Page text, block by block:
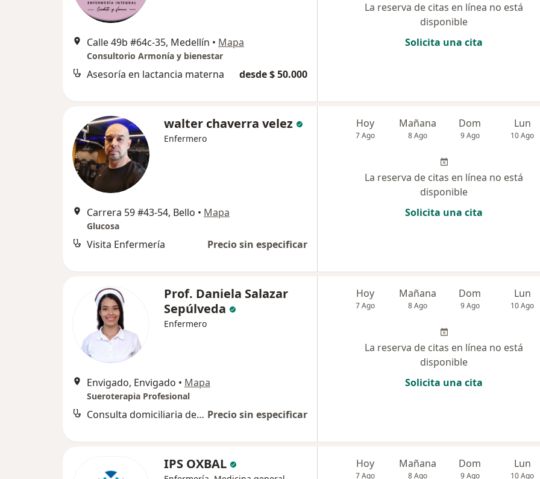
Calle 49b #64c-35, Medellín • Mapa
Consultorio Armonía y bienestar
Asesoría en lactancia materna desde $ 50.000
La reserva de citas en línea no está
disponible
Solicita una cita
walter chaverra velez
Enfermero
Carrera 59 #43-54, Bello • Mapa
Glucosa
Visita Enfermería Precio sin especificar
Hoy
7 Ago
Mañana
8 Ago
Dom
9 Ago
Lun
10 Ago
La reserva de citas en línea no está
disponible
Solicita una cita
Prof. Daniela Salazar
Sepúlveda
Enfermero
Envigado, Envigado • Mapa
Sueroterapia Profesional
Consulta domiciliaria de enfermería Precio sin especificar
Hoy
7 Ago
Mañana
8 Ago
Dom
9 Ago
Lun
10 Ago
La reserva de citas en línea no está
disponible
Solicita una cita
IPS OXBAL Hoy
7 Ago
Mañana
8 Ago
Dom
9 Ago
Lun
10 Ago